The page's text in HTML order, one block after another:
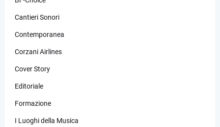
Cantieri Sonori
Contemporanea
Corzani Airlines
Cover Story
Editoriale
Formazione
I Luoghi della Musica